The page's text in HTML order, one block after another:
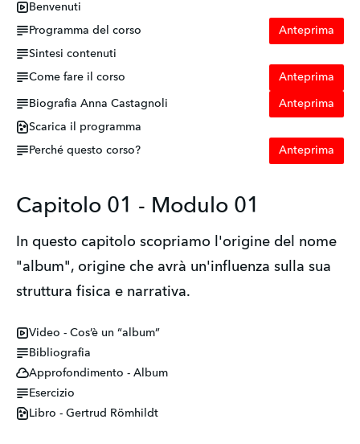
Benvenuti
Programma del corso Anteprima
Sintesi contenuti
Come fare il corso Anteprima
Biografia Anna Castagnoli Anteprima
Scarica il programma
Perché questo corso? Anteprima
Capitolo 01 - Modulo 01
In questo capitolo scopriamo l'origine del nome
"album", origine che avrà un'influenza sulla sua
struttura fisica e narrativa.
Video - Cos’è un “album”
Bibliografia
Approfondimento - Album
Esercizio
Libro - Gertrud Römhildt